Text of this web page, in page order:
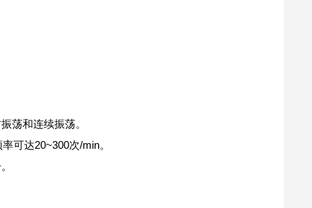
荡和连续振荡。
可达20~300次/min。